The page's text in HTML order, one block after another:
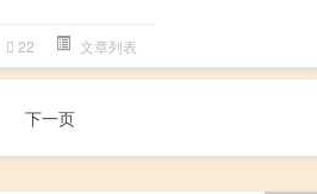
22 文章列表
下一页